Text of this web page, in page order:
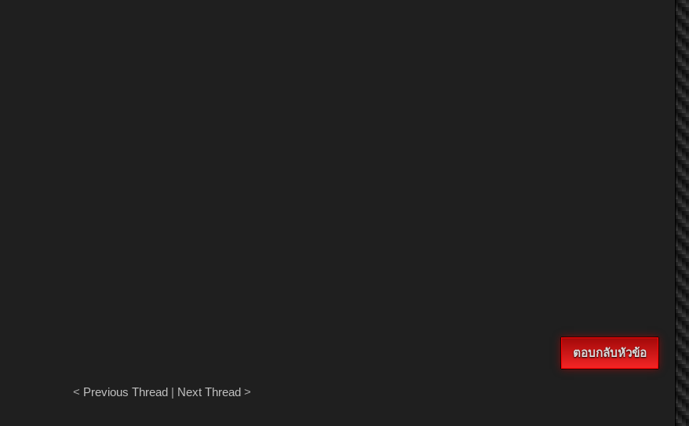
ตอบกลับหัวข้อ
< Previous Thread| Next Thread>